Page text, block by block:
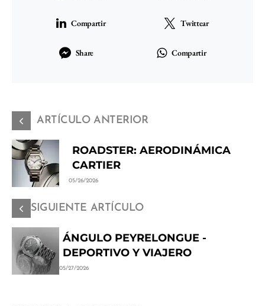
Compartir Twittear
Share Compartir
ARTÍCULO ANTERIOR
ROADSTER: AERODINÁMICA
CARTIER
05/26/2026
SIGUIENTE ARTÍCULO
ÁNGULO PEYRELONGUE -
DEPORTIVO Y VIAJERO
05/27/2026